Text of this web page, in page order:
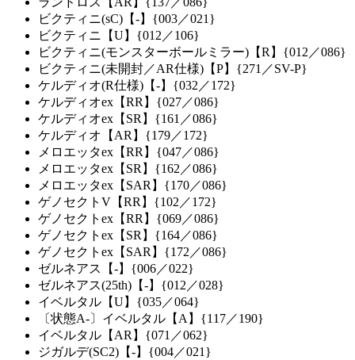
ビクティニ(sC)【-】{003／021}
ビクティニ【U】{012／106}
ビクティニ(モンスターボールミラー)【R】{012／086}
ビクティニ(未開封／AR仕様)【P】{271／SV-P}
ケルディオ(R仕様)【-】{032／172}
ケルディオex【RR】{027／086}
ケルディオex【SR】{161／086}
ケルディオ【AR】{179／172}
メロエッタex【RR】{047／086}
メロエッタex【SR】{162／086}
メロエッタex【SAR】{170／086}
ゲノセクトV【RR】{102／172}
ゲノセクトex【RR】{069／086}
ゲノセクトex【SR】{164／086}
ゲノセクトex【SAR】{172／086}
ゼルネアス【-】{006／022}
ゼルネアス(25th)【-】{012／028}
イベルタル【U】{035／064}
〔状態A-〕イベルタル【A】{117／190}
イベルタル【AR】{071／062}
ジガルデ(SC2)【-】{004／021}